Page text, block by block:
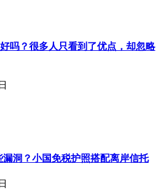
吗？很多人只看到了优点，却忽略
漏洞？小国免税护照搭配离岸信托